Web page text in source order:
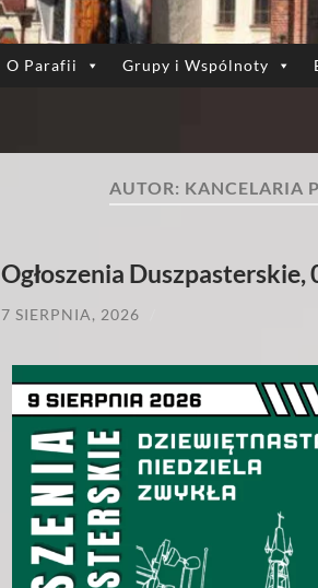
O Parafii Grupy i Wspólnoty
AUTOR: KANCELARIA
Ogłoszenia Duszpasterskie,
7 SIERPNIA, 2026